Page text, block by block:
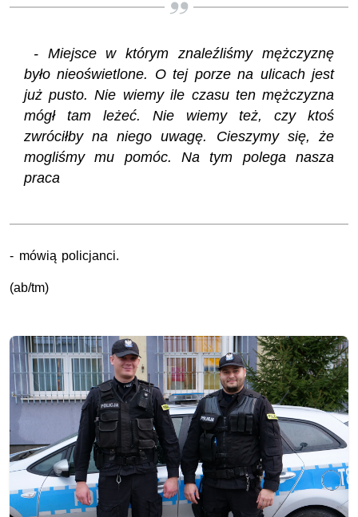
- Miejsce w którym znaleźliśmy mężczyznę
było nieoświetlone. O tej porze na ulicach jest
już pusto. Nie wiemy ile czasu ten mężczyzna
mógł tam leżeć. Nie wiemy też, czy ktoś
zwróciłby na niego uwagę. Cieszymy się, że
mogliśmy mu pomóc. Na tym polega nasza
praca
- mówią policjanci.
(ab/tm)